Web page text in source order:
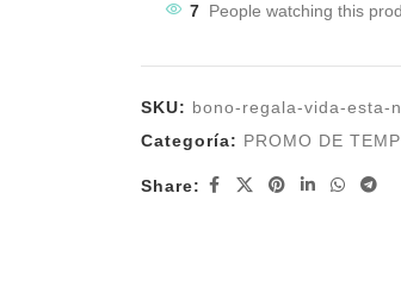
7 People watching this
SKU: bono-regala-vida-esta-
Categoría: PROMO DE
Share: